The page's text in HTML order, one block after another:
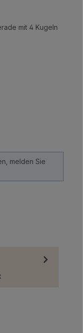
melden Sie